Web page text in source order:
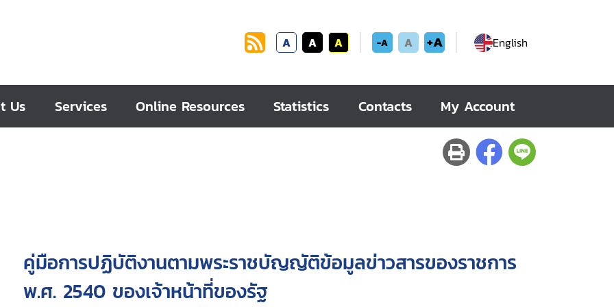
A A A -A A +A English
Us Services Online Resources Statistics Contacts My Account
คู่มือการปฏิบัติงานตามพระราชบัญญัติข้อมูลข่าวสารของราชการ
พ.ศ. 2540 ของเจ้าหน้าที่ของรัฐ